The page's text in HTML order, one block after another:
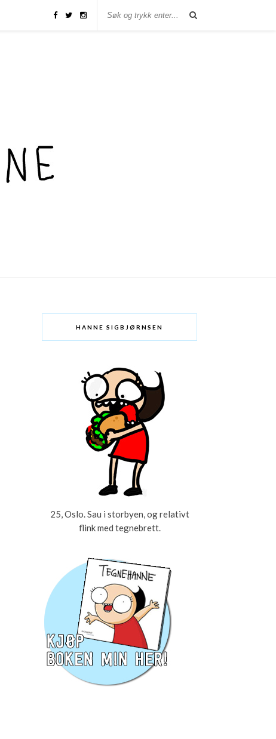
HANNE SIGBJØRNSEN
25, Oslo. Sau i storbyen, og relativt
flink med tegnebrett.